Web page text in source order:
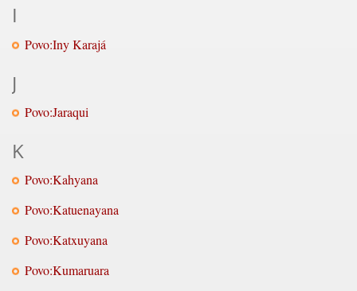
I
Povo:Iny Karajá
J
Povo:Jaraqui
K
Povo:Kahyana
Povo:Katuenayana
Povo:Katxuyana
Povo:Kumaruara